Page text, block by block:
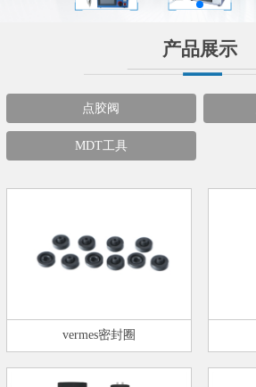
产品展示
点胶阀
MDT工具
vermes密封圈